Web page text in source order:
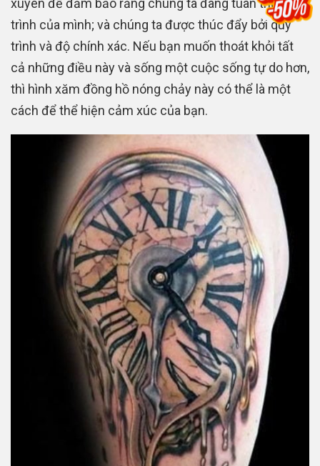
xuyên để đảm bảo rằng chúng ta đang tuân thủ lịch
trình của mình; và chúng ta được thúc đẩy bởi quy
trình và độ chính xác. Nếu bạn muốn thoát khỏi tất
cả những điều này và sống một cuộc sống tự do hơn,
thì hình xăm đồng hồ nóng chảy này có thể là một
cách để thể hiện cảm xúc của bạn.